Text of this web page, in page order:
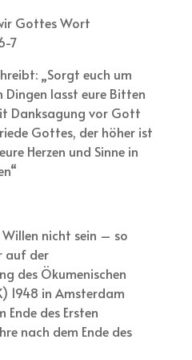
Gottes Wort
7
„Sorgt euch um
Dingen lasst eure Bitten
Danksagung vor Gott
Gottes, der höher ist
Herzen und Sinne in
nicht sein – so
auf der
des Ökumenischen
1948 in Amsterdam
des Ersten
nach dem Ende des